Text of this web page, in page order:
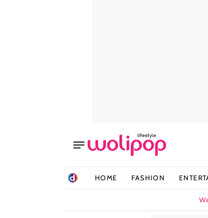
HOME FASHION